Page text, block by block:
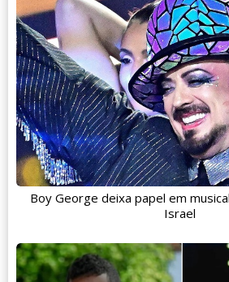
Boy George deixa papel em
Israel